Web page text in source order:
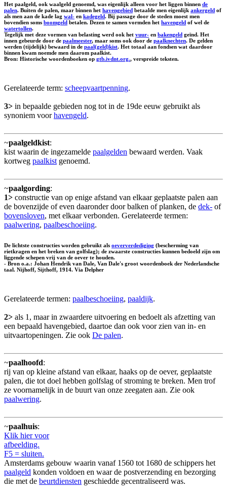
Het paalgeld, ook waalgeld genoemd, was eigenlijk alleen voor het liggen binnen de
palen. Buiten de palen, maar binnen het havengebied betaalde men eigenlijk ankergeld of
als men aan de kade lag wal- en kadegeld. Bij passage door de steden moest men
bovendien soms boomgeld betalen. Dezen te samen vormden het havengeld of wel de
watertollen.
Tegelijk met deze vormen van belasting werd ook het vuur- en bakengeld geïnd. Het
innen gebeurde door de paalmeester, maar soms ook door de paalknechten. De gelden
werden (tijdelijk) bewaard in de paal(geld)kist. Het totaal aan fondsen wat daardoor
binnen kwam noemde men daarom paalkist.
Bron: Historische woordenboeken op gtb.ivdnt.org., verspreide teksten.
Gerelateerde term: scheepvaartpenning.
3> in bepaalde gebieden nog tot in de 19de eeuw gebruikt als
synoniem voorhavengeld.
~paalgeldkist:
kist waarin de ingezamelde paalgelden bewaard werden. Vaak
kortweg paalkist genoemd.
~paalgording:
1> constructie van op enige afstand van elkaar geplaatste palen aan
de bovenzijde of even daaronder door balken of planken, de dek- of
bovensloven, met elkaar verbonden. Gerelateerde termen:
paalwering, paalbeschoeiing.
De lichtste constructies worden gebruikt als oeververdediging (bescherming van
rietkragen en het breken van golfslag); de zwaarste constructies kunnen bedoeld zijn om
liggende schepen vrij van de oever te houden.
- Bron o.a.: Johan Hendrik van Dale, Van Dale's groot woordenboek der Nederlandsche
taal. Nijhoff, Sijthoff, 1914. Via Delpher
Gerelateerde termen: paalbeschoeiing, paaldijk.
2> als 1, maar in zwaardere uitvoering en bedoelt als afzetting van
een bepaald havengebied, daartoe dan ook voor zien van in- en
uitvaartopeningen. Zie ook De palen.
~paalhoofd:
rij van op kleine afstand van elkaar, haaks op de oever, geplaatste
palen, die tot doel hebben golfslag of stroming te breken. Men trof
ze voornamelijk in de buurt van onze zeegaten aan. Zie ook
paalwering.
~paalhuis:
Klik hier voor
afbeelding.
F5 = sluiten.
Amsterdams gebouw waarin vanaf 1560 tot 1680 de schippers het
paalgeld konden voldoen en waar de postverzending en bezorging
die met de beurtdiensten geschiedde gecentraliseerd was.